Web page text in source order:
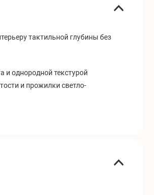
тактильной глубины без
и однородной текстурой
и прожилки светло-